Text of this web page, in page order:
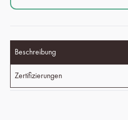
Beschreibung
Zertifizierungen